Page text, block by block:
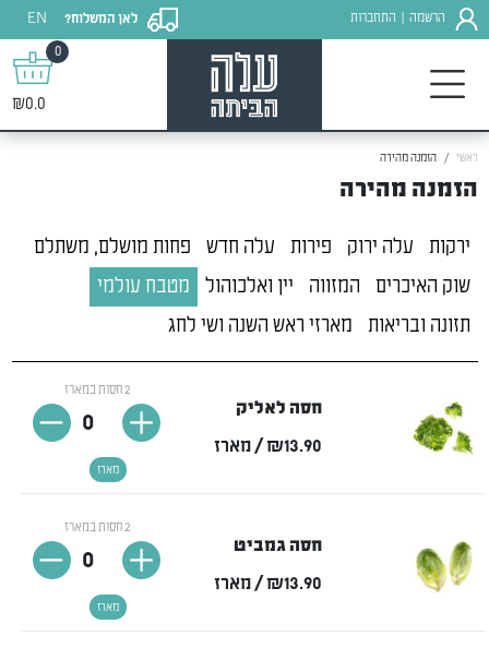
הרשמה התחברות לאן המשלוח?
EN
0
₪0.0
ראשי הזמנה מהירה
הזמנה מהירה
ירקות עלה ירוק פירות עלה חדש
פחות מושלם, משתלם
שוק האיכרים
המזווה יין ואלכוהול
מטבח עולמי
תזונה ובריאות
מארזי ראש השנה ושי לחג
חסה לאליק
₪13.90/ מארז
2 חסות במארז
מארז
0
חסה גמביט
₪13.90/ מארז
2 חסות במארז
מארז
0